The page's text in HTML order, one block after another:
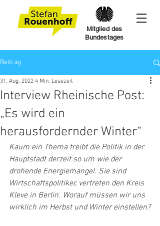
Mitglied des
Bundestages
Beitrag
Interview Rheinische Post:
„Es wird ein
herausfordernder Winter“
31. Aug. 2022 4 Min. Lesezeit
Kaum ein Thema treibt die Politik in der
Hauptstadt derzeit so um wie der
drohende Energiemangel. Sie sind
Wirtschaftspolitiker, vertreten den Kreis
Kleve in Berlin. Worauf müssen wir uns
wirklich im Herbst und Winter einstellen?